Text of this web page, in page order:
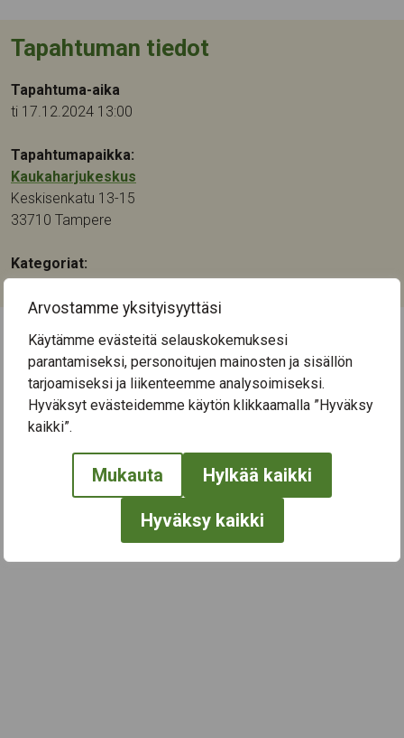
Arvostamme yksityisyyttäsi
Käytämme evästeitä selauskokemuksesi
parantamiseksi, personoitujen mainosten ja sisällön
tarjoamiseksi ja liikenteemme analysoimiseksi.
Hyväksyt evästeidemme käytön klikkaamalla ”Hyväksy
kaikki”.
Mukauta Hylkää kaikki
Hyväksy kaikki
Tapahtuman tiedot
Tapahtuma-aika
ti 17.12.2024 13:00
Tapahtumapaikka:
Kaukaharjukeskus
Keskisenkatu 13-15
33710 Tampere
Kategoriat:
← Näytä kaikki tapahtumat